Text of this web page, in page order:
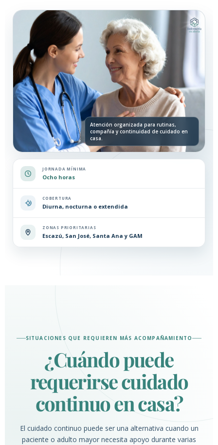
Atención organizada para rutinas,
compañía y continuidad de cuidado en
casa.
JORNADA MÍNIMA
Ocho horas
COBERTURA
Diurna, nocturna o extendida
ZONAS PRIORITARIAS
Escazú, San José, Santa Ana y GAM
SITUACIONES QUE REQUIEREN MÁS ACOMPAÑAMIENTO
¿Cuándo puede
requerirse cuidado
continuo en casa?
El cuidado continuo puede ser una alternativa cuando un
paciente o adulto mayor necesita apoyo durante varias